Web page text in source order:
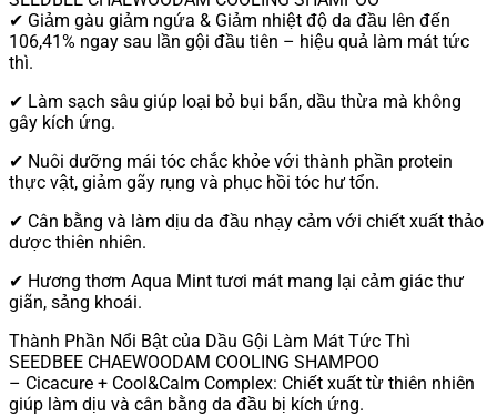
✔ Giảm gàu giảm ngứa & Giảm nhiệt độ da đầu lên đến
106,41% ngay sau lần gội đầu tiên – hiệu quả làm mát tức
thì.
✔ Làm sạch sâu giúp loại bỏ bụi bẩn, dầu thừa mà không
gây kích ứng.
✔ Nuôi dưỡng mái tóc chắc khỏe với thành phần protein
thực vật, giảm gãy rụng và phục hồi tóc hư tổn.
✔ Cân bằng và làm dịu da đầu nhạy cảm với chiết xuất thảo
dược thiên nhiên.
✔ Hương thơm Aqua Mint tươi mát mang lại cảm giác thư
giãn, sảng khoái.
Thành Phần Nổi Bật của Dầu Gội Làm Mát Tức Thì
SEEDBEE CHAEWOODAM COOLING SHAMPOO
– Cicacure + Cool&Calm Complex: Chiết xuất từ thiên nhiên
giúp làm dịu và cân bằng da đầu bị kích ứng.